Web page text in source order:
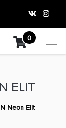
0
ELIT
Neon Elit